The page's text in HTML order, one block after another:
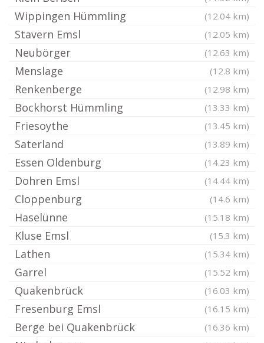
Wippingen Hümmling (12.04 km)
Stavern Emsl (12.05 km)
Neubörger (12.63 km)
Menslage (12.8 km)
Renkenberge (12.98 km)
Bockhorst Hümmling (13.33 km)
Friesoythe (13.45 km)
Saterland (13.89 km)
Essen Oldenburg (14.23 km)
Dohren Emsl (14.44 km)
Cloppenburg (14.6 km)
Haselünne (15.18 km)
Kluse Emsl (15.3 km)
Lathen (15.34 km)
Garrel (15.52 km)
Quakenbrück (16.03 km)
Fresenburg Emsl (16.15 km)
Berge bei Quakenbrück (16.36 km)